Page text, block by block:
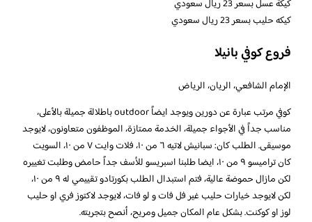
كيكة عسل بسعر 23 ريال سعودي
كيكه حليب بسعر 23 ريال سعودي
فروع كوفي بانيلا
الإمام الشافعي، الريان، الرياض
كوفي مرتب عبارة عن دورين ويوجد ايضاً outdoor باطلالة جميلة بالأعلى،
مناسب جداً في الأجواء جميلة، الخدمة ممتازة، الموظفون متعاونون، لايوجد
موسيقى. الطلب كان: سبانيش لاتيه ٦ من ١٠، فلات وايت ٧ من ١٠، السويت
كان تراميسو ٩ من ١٠، ايضا طلبنا اسبريسو للأسف جداً حامض وطلبت تغييره
لكن مازال حموضة عالية، فتم استبدال الطلب بكورتادو تقييمي له ٩ من ١٠،
لكن لايوجد خيارات حليب غير فل فات و لو فات، لايوجد لاكتوز فري او حليب
لوز او كوكنت. بشكل عام المكان جميل ومريح، أنصح بتجربته.